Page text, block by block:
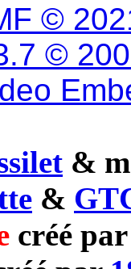
©
©
&
&
créé